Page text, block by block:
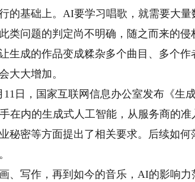
的基础上。AI要学习唱歌，就需要大
类问题的判定尚不明确，随之而来的
生成的作品变成糅杂多个曲目、多个
大大增加。
，国家互联网信息办公室发布《生
在内的生成式人工智能，从服务商的
秘密等方面提出了相关要求。后续如
写作，再到如今的音乐，AI的影响力